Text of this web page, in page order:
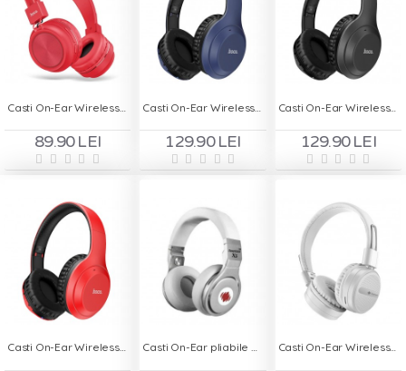
Casti On-Ear Wireless cu Bluetooth HOCO W25 - Rosu
89.90 LEI 129.90 LEI
Casti On-Ear Wireless HOCO W30 - Negru
129.90 LEI
Casti On-Ear Wireless HOCO W30 - Rosu Casti On-Ear pliabile cu Handsfree - Deepbass X5 Casti On-Ear Wireless Stereo pliabile - Deepbass R7 Alb